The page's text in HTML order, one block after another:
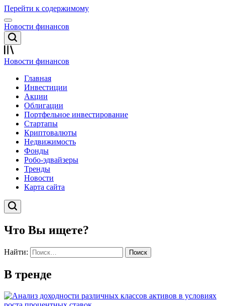
Перейти к содержимому
Новости финансов
Новости финансов
Главная
Инвестиции
Акции
Облигации
Портфельное инвестирование
Стартапы
Криптовалюты
Недвижимость
Фонды
Робо-эдвайзеры
Тренды
Новости
Карта сайта
Что Вы ищете?
Найти:
В тренде